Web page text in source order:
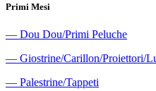
Primi Mesi
― Dou Dou/Primi Peluche
― Giostrine/Carillon/Proiettori/
― Palestrine/Tappeti